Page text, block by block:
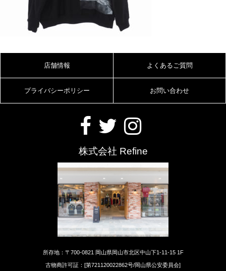
店舗情報 よくあるご質問
プライバシーポリシー お問い合わせ
株式会社 Refine
所存地：〒700-0821 岡山県岡山市北区中山下1-11-15 1F
古物商許可証：[第721120022862号/岡山県公安委員会]